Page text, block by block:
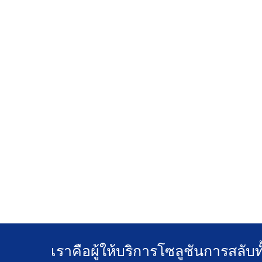
เราคือผู้ให้บริการโซลูชันการสลับ